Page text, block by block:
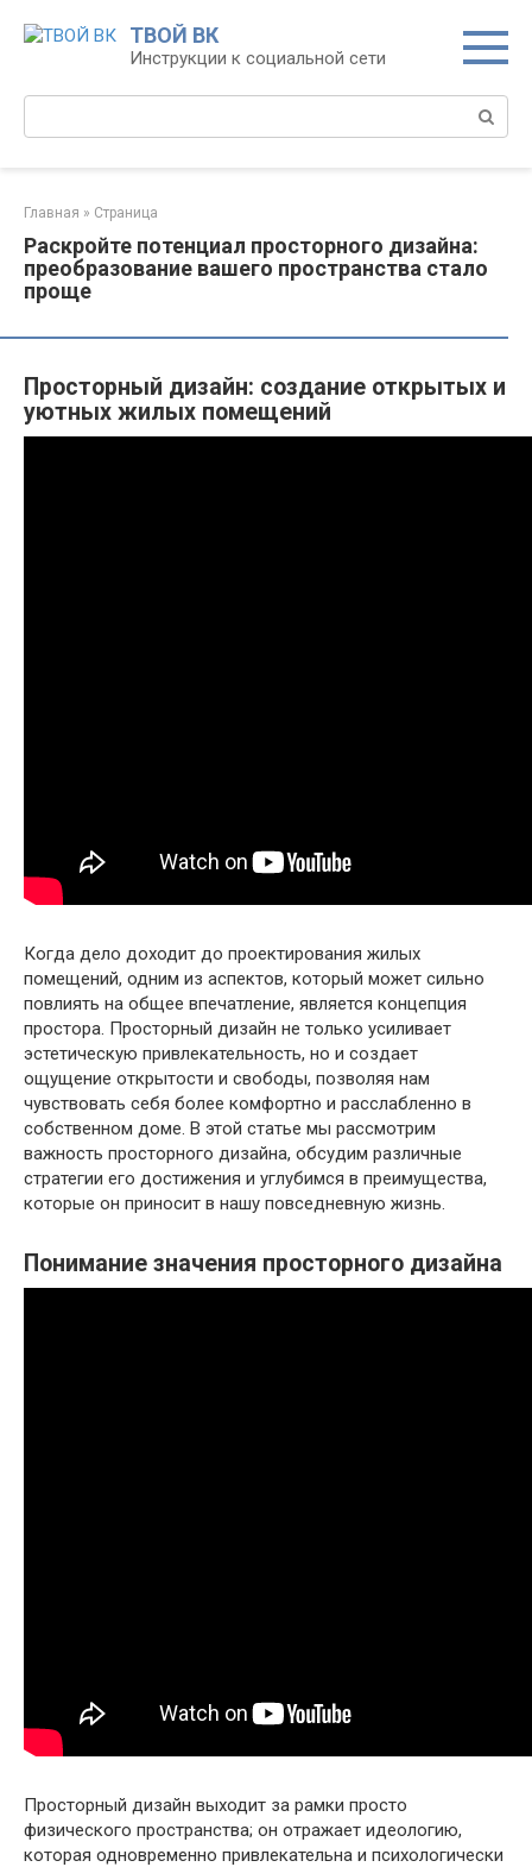
ТВОЙ ВК
Инструкции к социальной сети
Главная » Страница
Раскройте потенциал просторного дизайна:
преобразование вашего пространства стало
проще
Просторный дизайн: создание открытых и
уютных жилых помещений
Когда дело доходит до проектирования жилых
помещений, одним из аспектов, который может сильно
повлиять на общее впечатление, является концепция
простора. Просторный дизайн не только усиливает
эстетическую привлекательность, но и создает
ощущение открытости и свободы, позволяя нам
чувствовать себя более комфортно и расслабленно в
собственном доме. В этой статье мы рассмотрим
важность просторного дизайна, обсудим различные
стратегии его достижения и углубимся в преимущества,
которые он приносит в нашу повседневную жизнь.
Понимание значения просторного дизайна
Просторный дизайн выходит за рамки просто
физического пространства; он отражает идеологию,
которая одновременно привлекательна и психологически